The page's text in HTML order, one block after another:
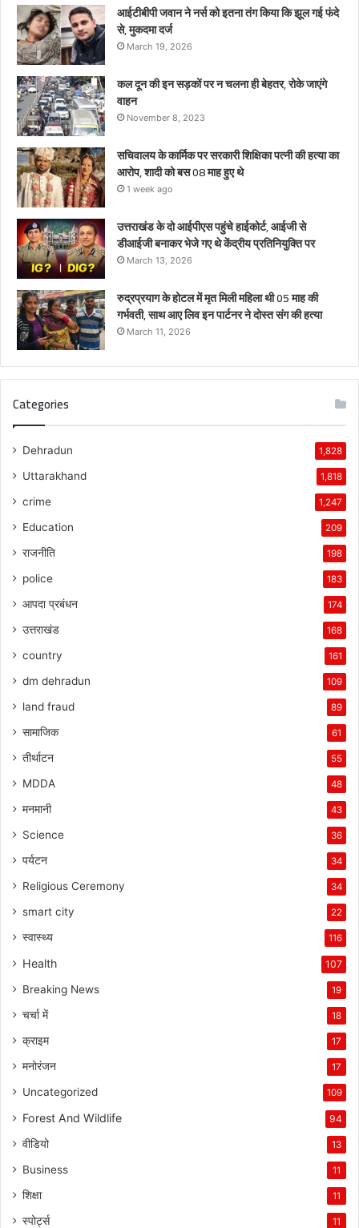
आईटीबीपी जवान ने नर्स को इतना तंग किया कि झूल गई फंदे
से, मुकदमा दर्ज
March 19, 2026
कल दून की इन सड़कों पर न चलना ही बेहतर, रोके जाएंगे
वाहन
November 8, 2023
सचिवालय के कार्मिक पर सरकारी शिक्षिका पत्नी की हत्या का
आरोप, शादी को बस 08 माह हुए थे
1 week ago
उत्तराखंड के दो आईपीएस पहुंचे हाईकोर्ट, आईजी से
डीआईजी बनाकर भेजे गए थे केंद्रीय प्रतिनियुक्ति पर
March 13, 2026
रुद्रप्रयाग के होटल में मृत मिली महिला थी 05 माह की
गर्भवती, साथ आए लिव इन पार्टनर ने दोस्त संग की हत्या
March 11, 2026
Categories
Dehradun 1,828
Uttarakhand 1,818
crime 1,247
Education 209
राजनीति 198
police 183
आपदा प्रबंधन 174
उत्तराखंड 168
country 161
dm dehradun 109
land fraud 89
सामाजिक 61
तीर्थाटन 55
MDDA 48
मनमानी 43
Science 36
पर्यटन 34
Religious Ceremony 34
smart city 22
स्वास्थ्य 116
Health 107
Breaking News 19
चर्चा में 18
क्राइम 17
मनोरंजन 17
Uncategorized 109
Forest And Wildlife 94
वीडियो 13
Business 11
शिक्षा 11
स्पोर्ट्स 11